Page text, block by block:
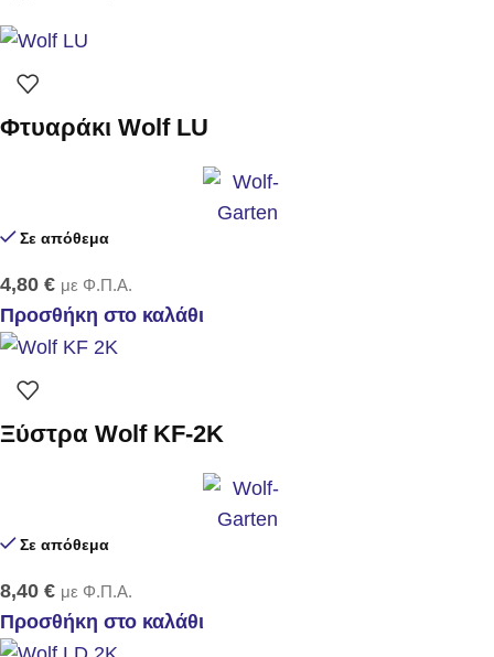
Φτυαράκι Wolf LU
Σε απόθεμα
4,80 € με Φ.Π.Α.
Προσθήκη στο καλάθι
Ξύστρα Wolf KF-2K
Σε απόθεμα
8,40 € με Φ.Π.Α.
Προσθήκη στο καλάθι